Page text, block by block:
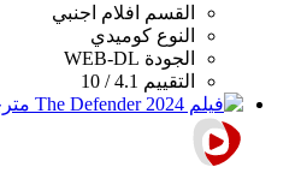
القسم
افلام اجنبي
النوع كوميدي
الجودة WEB-DL
التقييم 4.1 / 10